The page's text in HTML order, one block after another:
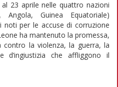
23 aprile nelle quattro nazioni
Angola, Guinea Equatoriale)
noti per le accuse di corruzione
ha mantenuto la promessa,
contro la violenza, la guerra, la
che affliggono il